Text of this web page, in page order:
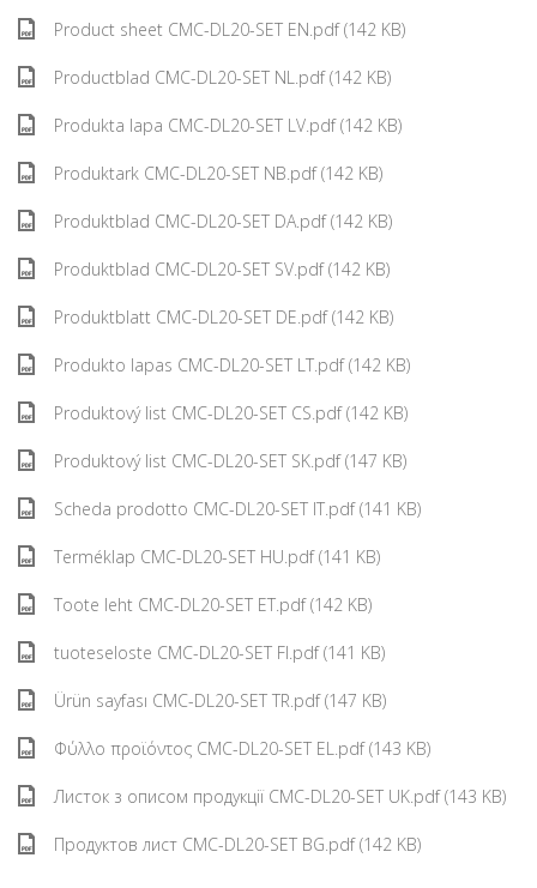
Product sheet CMC-DL20-SET EN.pdf (142 KB)
Productblad CMC-DL20-SET NL.pdf (142 KB)
Produkta lapa CMC-DL20-SET LV.pdf (142 KB)
Produktark CMC-DL20-SET NB.pdf (142 KB)
Produktblad CMC-DL20-SET DA.pdf (142 KB)
Produktblad CMC-DL20-SET SV.pdf (142 KB)
Produktblatt CMC-DL20-SET DE.pdf (142 KB)
Produkto lapas CMC-DL20-SET LT.pdf (142 KB)
Produktový list CMC-DL20-SET CS.pdf (142 KB)
Produktový list CMC-DL20-SET SK.pdf (147 KB)
Scheda prodotto CMC-DL20-SET IT.pdf (141 KB)
Terméklap CMC-DL20-SET HU.pdf (141 KB)
Toote leht CMC-DL20-SET ET.pdf (142 KB)
tuoteseloste CMC-DL20-SET FI.pdf (141 KB)
Ürün sayfası CMC-DL20-SET TR.pdf (147 KB)
Φύλλο προϊόντος CMC-DL20-SET EL.pdf (143 KB)
Листок з описом продукції CMC-DL20-SET UK.pdf (143 KB)
Продуктов лист CMC-DL20-SET BG.pdf (142 KB)